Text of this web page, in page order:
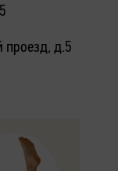
проезд, д.5